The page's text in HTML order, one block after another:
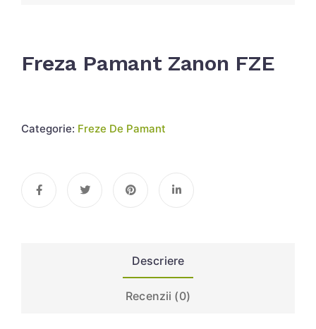
Freza Pamant Zanon FZE
Categorie: Freze De Pamant
Descriere
Recenzii (0)